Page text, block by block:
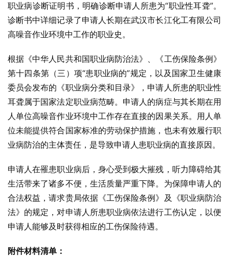
职业病诊断证明书，明确诊断申请人所患为“职业性耳聋”。
诊断书中详细记录了申请人长期在武汉市长江化工有限公司
高噪音作业环境中工作的职业史。
根据《中华人民共和国职业病防治法》、《工伤保险条例》
第十四条第（三）项“患职业病的”规定，以及国家卫生健康
委员会发布的《职业病分类和目录》，申请人所患的职业性
耳聋属于国家法定职业病范畴。申请人的病症与其长期在用
人单位高噪音作业环境中工作存在直接的因果关系。用人单
位未能提供符合国家标准的劳动保护措施，也未有效履行职
业病防治的主体责任，是导致申请人患职业病的直接原因。
申请人在罹患职业病后，身心受到极大摧残，听力障碍给其
生活带来了诸多不便，生活质量严重下降。为保障申请人的
合法权益，请求贵局依据《工伤保险条例》及《职业病防治
法》的规定，对申请人所患职业病依法进行工伤认定，以便
申请人能够及时获得相应的工伤保险待遇。
附件材料清单：